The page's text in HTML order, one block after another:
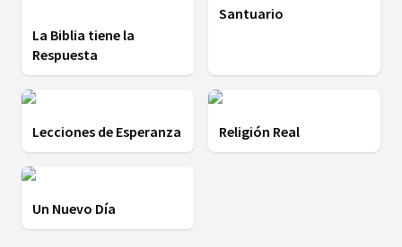
La Biblia tiene la
Respuesta
Santuario
Lecciones de Esperanza Religión Real
Un Nuevo Día